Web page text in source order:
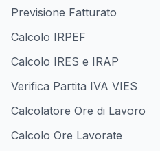
Previsione Fatturato
Calcolo IRPEF
Calcolo IRES e IRAP
Verifica Partita IVA VIES
Calcolatore Ore di Lavoro
Calcolo Ore Lavorate